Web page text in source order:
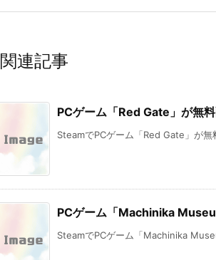
関連記事
PCゲーム「Red Gate」が無料
SteamでPCゲーム「Red Gate」が
PCゲーム「Machinika
SteamでPCゲーム「Machinika